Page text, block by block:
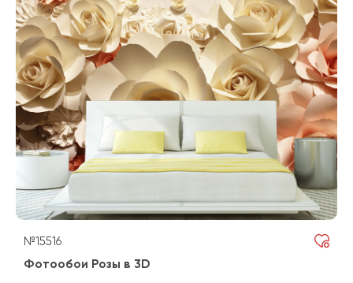
№15516
Фотообои Розы в 3D